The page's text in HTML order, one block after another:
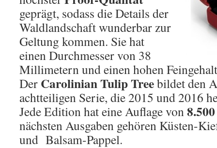
geprägt, sodass die Details der
Waldlandschaft wunderbar zur
Geltung kommen. Sie hat
einen Durchmesser von 38
Millimetern und einen hohen
Der Carolinian Tulip Treebildet den
achtteiligen Serie, die 2015 und 2016
Jede Edition hat eine Auflage von
nächsten Ausgaben gehören Küsten-
und Balsam-Pappel.